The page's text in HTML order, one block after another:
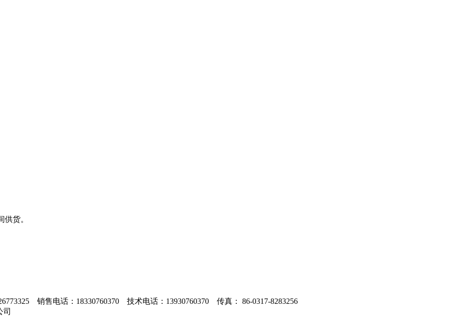
货。
销售电话：18330760370 技术电话：13930760370 传真： 86-0317-8283256